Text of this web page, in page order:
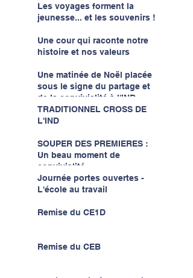
Les voyages forment la
jeunesse... et les souvenirs !
Une cour qui raconte notre
histoire et nos valeurs
Une matinée de Noël placée
sous le signe du partage et
de la convivialité à l'IND...
TRADITIONNEL CROSS DE
L'IND
SOUPER DES PREMIERES :
Un beau moment de
convivialité...
Journée portes ouvertes -
L'école au travail
Remise du CE1D
Remise du CEB